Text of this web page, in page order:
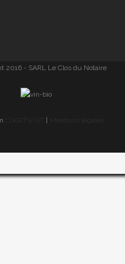
2016 - SARL Le Clos du Notaire
: |